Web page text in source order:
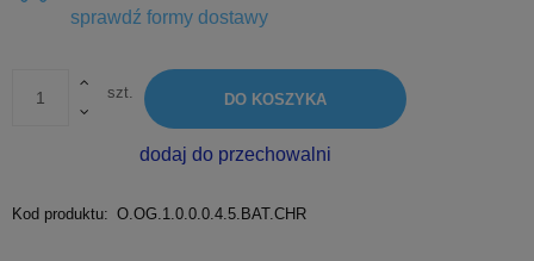
Cena nie zawiera ewentualnych kosztów płatności
sprawdź formy dostawy
szt. DO KOSZYKA
dodaj do przechowalni
Kod produktu: O.OG.1.0.0.0.4.5.BAT.CHR